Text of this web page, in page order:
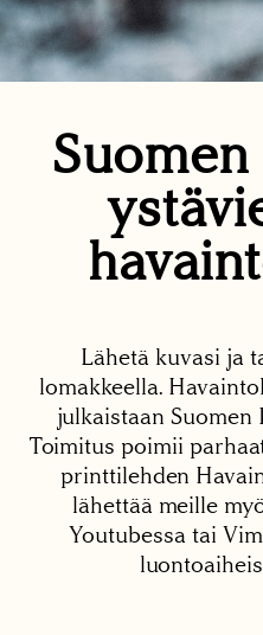
Lähetä kuvasi ja
lomakkeella.
julkaistaan
Toimitus poimii
printtilehden
lähettää meille
Youtubessa tai